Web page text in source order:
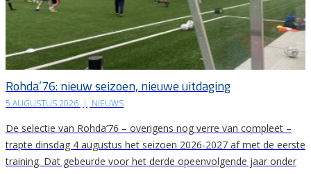
Rohda’76: nieuw seizoen, nieuwe uitdaging
5 AUGUSTUS 2026 | NIEUWS
De selectie van Rohda’76 – overigens nog verre van compleet –
trapte dinsdag 4 augustus het seizoen 2026-2027 af met de eerste
training. Dat gebeurde voor het derde opeenvolgende jaar onder